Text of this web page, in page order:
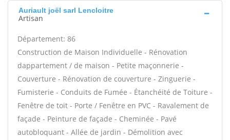
Auriault joël sarl Lencloitre
Artisan
Département: 86
Construction de Maison Individuelle - Rénovation
dappartement / de maison - Petite maçonnerie -
Couverture - Rénovation de couverture - Zinguerie -
Fumisterie - Conduits de Fumée - Étanchéité de Toiture -
Fenêtre de toit - Porte / Fenêtre en PVC - Ravalement de
façade - Peinture de façade - Cheminée - Pavé
autobloquant - Allée de jardin - Démolition avec